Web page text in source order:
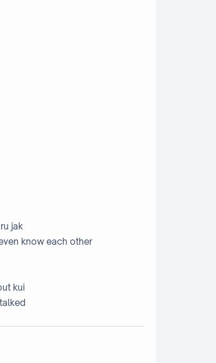
jak
know each other
kui